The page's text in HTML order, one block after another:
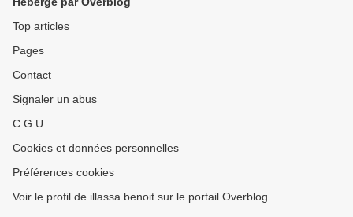
Top articles
Pages
Contact
Signaler un abus
C.G.U.
Cookies et données personnelles
Préférences cookies
Voir le profil de illassa.benoit sur le portail Overblog